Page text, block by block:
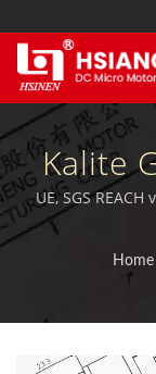
Kalite
UE, SGS
Motor Dişli
Motor Dişlileri ve
sahip
Home